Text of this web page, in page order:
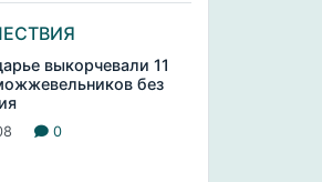
выкорчевали 11
без
0